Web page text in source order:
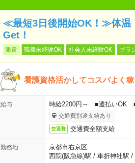
≪最短3日後開始OK！≫体温
Get！
派遣 職種未経験OK 社会人未経験OK ブラ
看護資格活かしてコスパよく稼
給与 時給2200円～ ■週払いOK
交通費別途支給あり
交通費 交通費全額支給
勤務地
京都市右京区
西院(阪急線)駅 / 車折神社駅 /